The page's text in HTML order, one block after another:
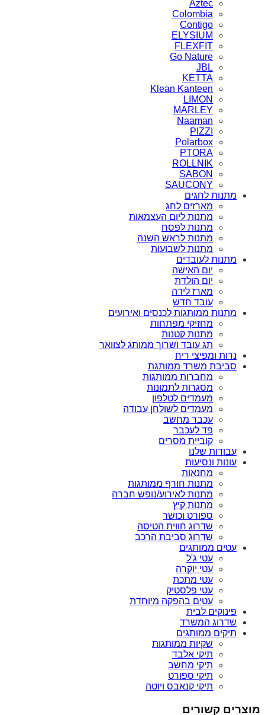
Aztec
Colombia
Contigo
ELYSIUM
FLEXFIT
Go Nature
JBL
KETTA
Klean Kanteen
LIMON
MARLEY
Naaman
PIZZI
Polarbox
PTORA
ROLLNIK
SABON
SAUCONY
מתנות לחגים
מארזים לחג
מתנות ליום העצמאות
מתנות לפסח
מתנות לראש השנה
מתנות לשבועות
מתנות לעובדים
יום האישה
יום הולדת
מארז לידה
עובד חדש
מתנות ממותגות לכנסים ואירועים
מחזיקי מפתחות
מתנות קטנות
תג עובד ושרוך ממותג לצוואר
נרות ומפיצי ריח
סביבת משרד ממותגת
מחברות ממותגות
מסגרות לתמונות
מעמדים לטלפון
מעמדים לשולחן עבודה
עכבר מחשב
פד לעכבר
קוביית מסרים
עבודות שלנו
עונות ונסיעות
מחנאות
מתנות חורף ממותגות
מתנות לאירוע/נופש חברה
מתנות קיץ
ספורט וכושר
שדרוג חווית הטיסה
שדרוג סביבת הרכב
עטים ממותגים
עטי ג'ל
עטי יוקרה
עטי מתכת
עטי פלסטיק
עטים בהפקה מיוחדת
פינוקים לבית
שדרוג המשרד
תיקים ממותגים
שקיות ממותגות
תיקי אלבד
תיקי מחשב
תיקי ספורט
תיקי קנאבס ויוטה
מוצרים קשורים